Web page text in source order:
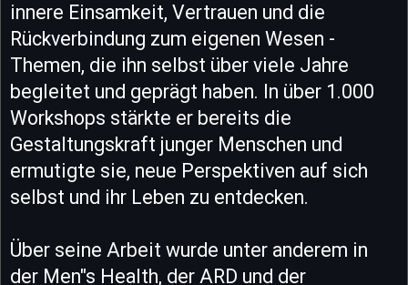
innere Einsamkeit, Vertrauen und die
Rückverbindung zum eigenen Wesen -
Themen, die ihn selbst über viele Jahre
begleitet und geprägt haben. In über 1.000
Workshops stärkte er bereits die
Gestaltungskraft junger Menschen und
ermutigte sie, neue Perspektiven auf sich
selbst und ihr Leben zu entdecken.
Über seine Arbeit wurde unter anderem in
der Men"s Health, der ARD und der